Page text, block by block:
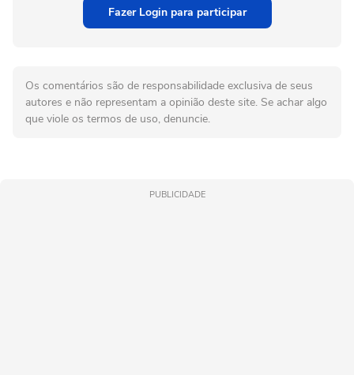
Fazer Login para participar
Os comentários são de responsabilidade exclusiva de seus
autores e não representam a opinião deste site. Se achar algo
que viole os termos de uso, denuncie.
PUBLICIDADE